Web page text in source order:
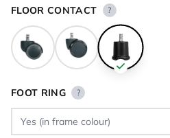
FLOOR CONTACT ?
FOOT RING ?